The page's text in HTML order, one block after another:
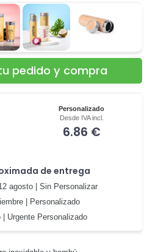
Personalizado
Desde IVA incl.
6.86 €
de entrega
agosto| Sin Personalizar
| Personalizado
| Urgente Personalizado
pedido y compra